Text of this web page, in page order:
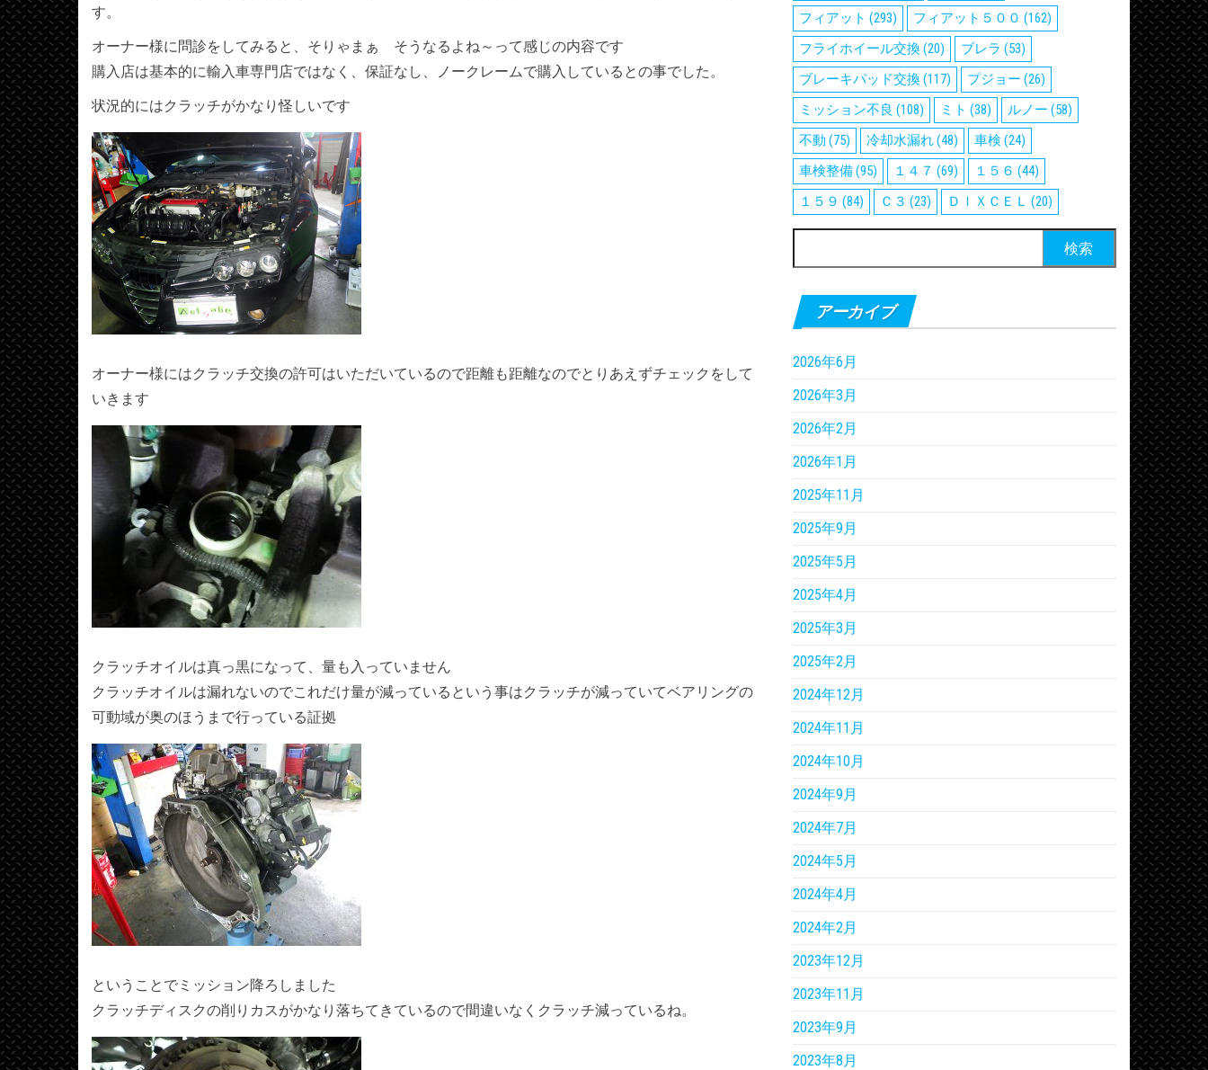
す。
オーナー様に問診をしてみると、そりゃまぁ そうなるよね～って感じの内容です
購入店は基本的に輸入車専門店ではなく、保証なし、ノークレームで購入しているとの事でした。
状況的にはクラッチがかなり怪しいです
オーナー様にはクラッチ交換の許可はいただいているので距離も距離なのでとりあえずチェックをして
いきます
クラッチオイルは真っ黒になって、量も入っていません
クラッチオイルは漏れないのでこれだけ量が減っているという事はクラッチが減っていてベアリングの
可動域が奥のほうまで行っている証拠
ということでミッション降ろしました
クラッチディスクの削りカスがかなり落ちてきているので間違いなくクラッチ減っているね。
フィアット (293) フィアット５００ (162)
フライホイール交換(20) ブレラ (53)
ブレーキパッド交換(117) プジョー (26)
ミッション不良 (108) ミト (38) ルノー (58)
不動 (75) 冷却水漏れ(48) 車検 (24)
車検整備(95) １４７ (69) １５６ (44)
１５９ (84) Ｃ３ (23) ＤＩＸＣＥＬ (20)
索:
アーカイブ
2026年6月
2026年3月
2026年2月
2026年1月
2025年11月
2025年9月
2025年5月
2025年4月
2025年3月
2025年2月
2024年12月
2024年11月
2024年10月
2024年9月
2024年7月
2024年5月
2024年4月
2024年2月
2023年12月
2023年11月
2023年9月
2023年8月